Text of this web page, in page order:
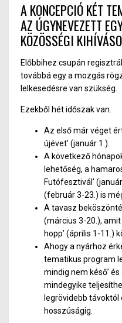
A KONCEPCIÓ KÉT
AZ ÚGYNEVEZETT
KÖZÖSSÉGI
Előbbihez csupán
továbbá egy a mozgás
lelkesedésre van szükség.
Ezekből hét időszak van.
Az első már véget
újévet’ (január 1.).
A következő
lehetőség, a
Futófesztivál’
(február 3-23.) is
A tavasz
(március 3-20.), amit
hopp’ (április 1-11.)
Ahogy a nyárhoz
tematikus program
mindig nem késő’ és
mindegyike
legrövidebb
hosszúságig.